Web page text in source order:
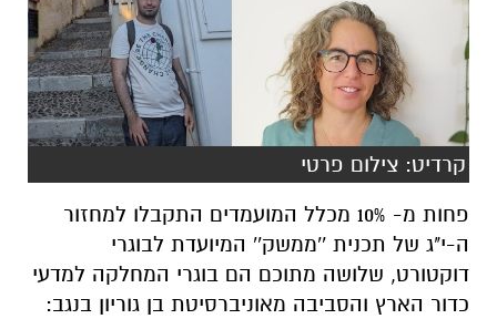
קרדיט: צילום פרטי
פחות מ- 10% מכלל המועמדים התקבלו למחזור
ה-י"ג של תכנית ''ממשק'' המיועדת לבוגרי
דוקטורט, שלושה מתוכם הם בוגרי המחלקה למדעי
כדור הארץ והסביבה מאוניברסיטת בן גוריון בנגב: